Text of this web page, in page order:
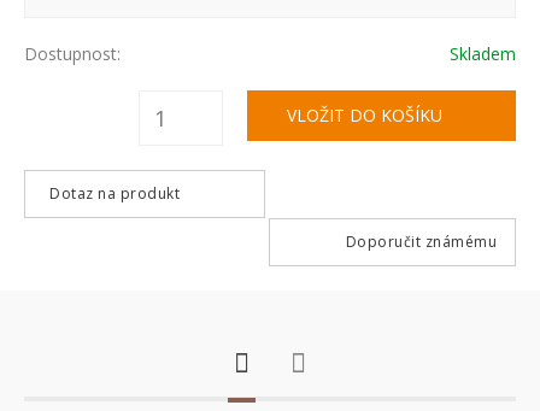
Dostupnost: Skladem
Dotaz na produkt
Doporučit známému